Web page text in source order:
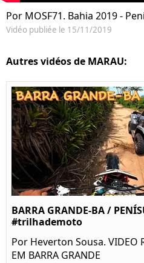
Por MOSF71. Bahia 2019 -
Vidéo publiée le 15/11/2019
Autres vidéos de MARAU:
BARRA GRANDE-BA /
#trilhademoto
Por Heverton Sousa. VIDEO
EM BARRA GRANDE